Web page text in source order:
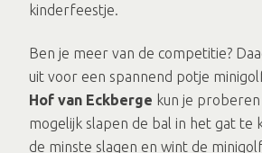
kinderfeestje.
Ben je meer van de competitie?
uit voor een spannend potje
Hof van Eckberge kun je
mogelijk slapen de bal in het gat te
de minste slagen en wint de